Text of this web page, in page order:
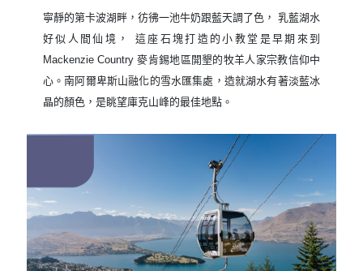
寧靜的第卡波湖畔，彷彿一池牛奶跟藍天調了色， 乳藍湖水
好似人間仙境， 這座石塊打造的小教堂是早期來到
Mackenzie Country 麥肯錫地區開墾的牧羊人家宗教信仰中
心。南阿爾卑斯山融化的雪水匯集處，造就湖水有著淡藍冰
晶的顏色，是眺望庫克山峰的最佳地點。